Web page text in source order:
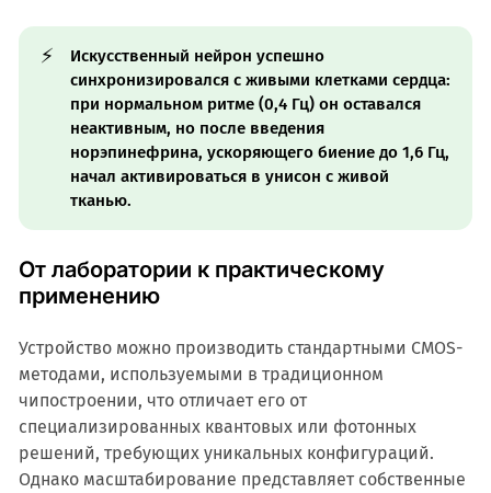
⚡
Искусственный нейрон успешно
синхронизировался с живыми клетками сердца:
при нормальном ритме (0,4 Гц) он оставался
неактивным, но после введения
норэпинефрина, ускоряющего биение до 1,6 Гц,
начал активироваться в унисон с живой
тканью.
От лаборатории к практическому
применению
Устройство можно производить стандартными CMOS-
методами, используемыми в традиционном
чипостроении, что отличает его от
специализированных квантовых или фотонных
решений, требующих уникальных конфигураций.
Однако масштабирование представляет собственные